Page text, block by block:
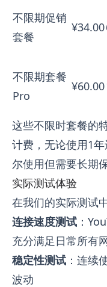
不限期促销
套餐
¥34.00
不限期套餐
Pro
¥60.00
这些不限时套餐的
计费，无论使用1
尔使用但需要长期
实际测试体验
在我们的实际测试
连接速度测试 ：
充分满足日常所有
稳定性测试 ：连续
波动